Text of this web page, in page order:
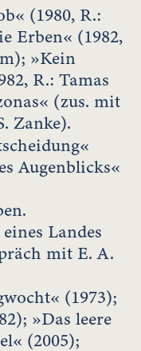
(1980, R.:
Erben« (1982,
»Kein
R.: Tamas
(zus. mit
Zanke).
Augenblicks«
Landes
mit E. A.
(1973);
»Das leere
(2005);